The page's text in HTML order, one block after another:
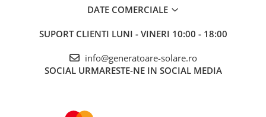
DATE COMERCIALE
SUPORT CLIENTI LUNI - VINERI 10:00 - 18:00
info@generatoare-solare.ro
SOCIAL URMARESTE-NE IN SOCIAL MEDIA